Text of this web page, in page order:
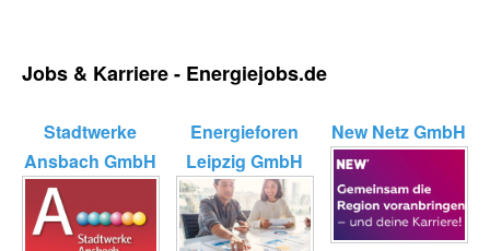
Jobs & Karriere - Energiejobs.de
Stadtwerke
Ansbach GmbH
Energieforen
Leipzig GmbH
New Netz GmbH